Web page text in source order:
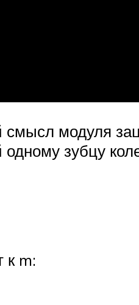
модуля
зубцу
к m: